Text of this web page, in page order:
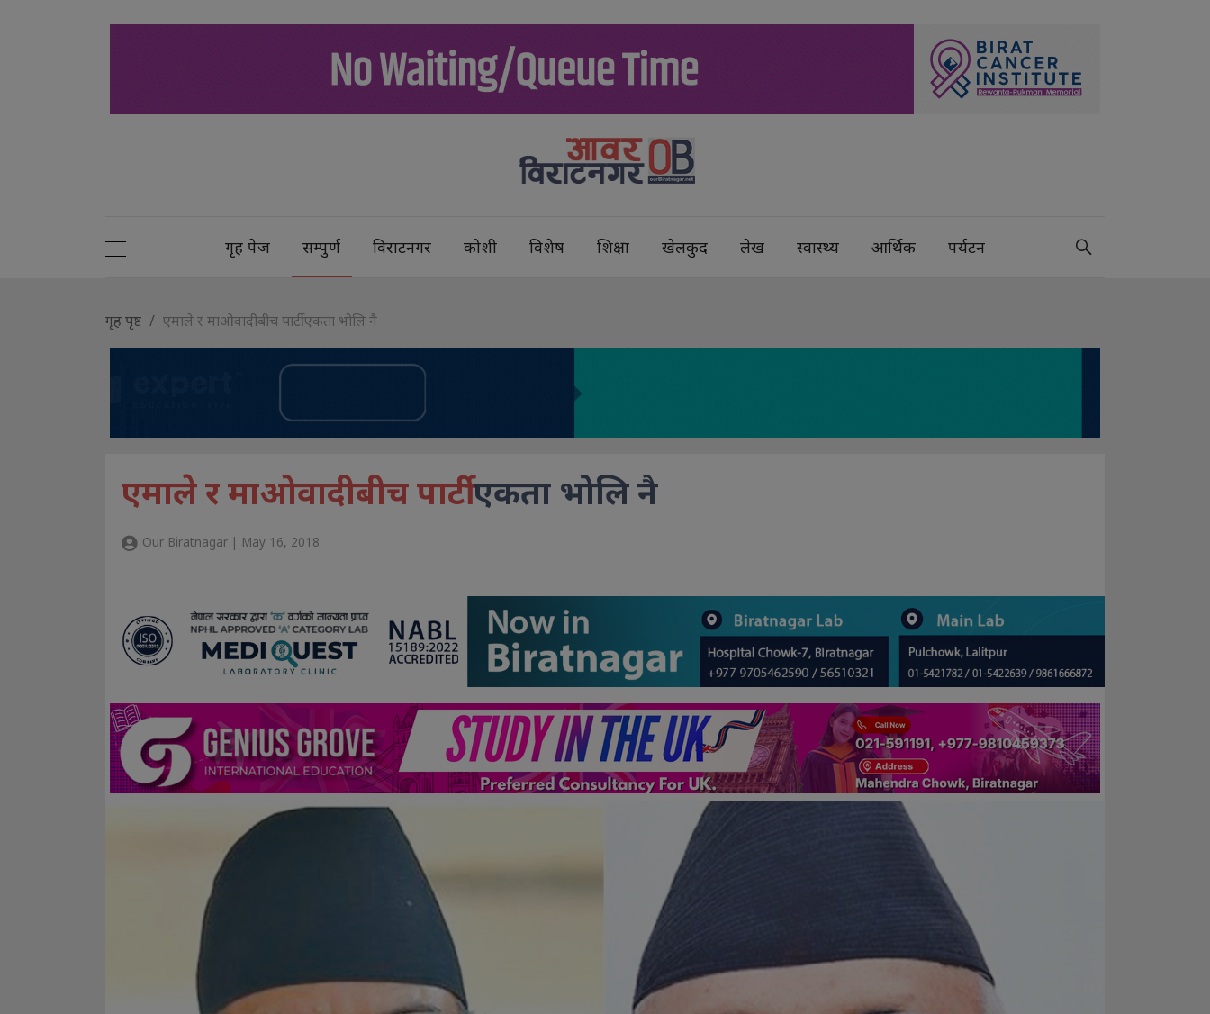
गृह पेज सम्पुर्ण विराटनगर कोशी विशेष शिक्षा खेलकुद लेख स्वास्थ्य आर्थिक पर्यटन
गृह पृष्ट एमाले र माओवादीबीच पार्टी एकता भोलि नै
एमाले र माओवादीबीच पार्टीएकता भोलि नै
Our Biratnagar | May 16, 2018